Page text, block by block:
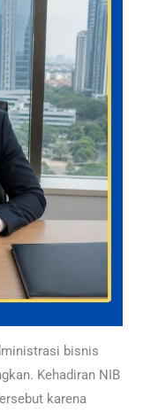
bisnis
Kehadiran NIB
karena